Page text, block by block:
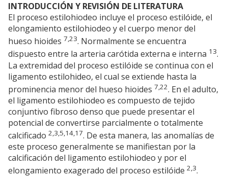
INTRODUCCIÓN Y REVISIÓN DE LITERATURA
El proceso estilohiodeo incluye el proceso estilóide, el
elongamiento estilohiodeo y el cuerpo menor del
hueso hioides 7,23. Normalmente se encuentra
dispuesto entre la arteria carótida externa e interna 13.
La extremidad del proceso estilóide se continua con el
ligamento estilohideo, el cual se extiende hasta la
prominencia menor del hueso hioides 7,22. En el adulto,
el ligamento estilohiodeo es compuesto de tejido
conjuntivo fibroso denso que puede presentar el
potencial de convertirse parcialmente o totalmente
calcificado 2,3,5,14,17. De esta manera, las anomalías de
este proceso generalmente se manifiestan por la
calcificación del ligamento estilohiodeo y por el
elongamiento exagerado del proceso estilóide 2,3.